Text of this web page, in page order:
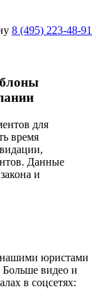
8 (495) 223-48-91
для
время
Данные
и
нашими юристами
видео и
в соцсетях: